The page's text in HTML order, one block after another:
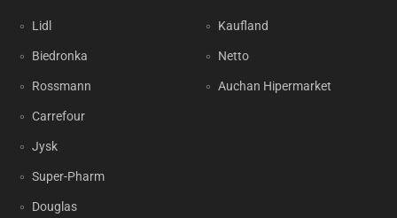
Lidl
Biedronka
Rossmann
Carrefour
Jysk
Super-Pharm
Douglas
Kaufland
Netto
Auchan Hipermarket